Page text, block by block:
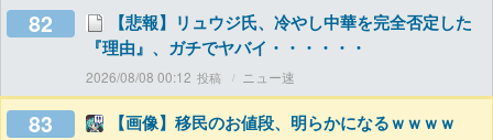
82
【悲報】リュウジ氏、冷やし中華を完全否定した
『理由』、ガチでヤバイ・・・・・・
2026/08/08 00:12 ニュー速
83 【画像】移民のお値段、明らかになるｗｗｗｗ